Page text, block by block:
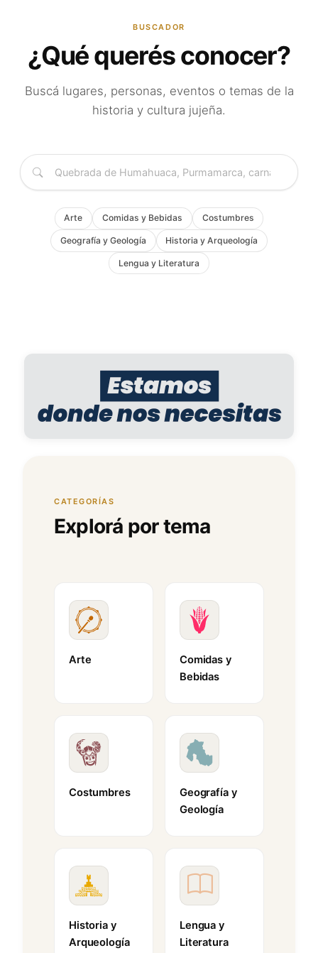
BUSCADOR
¿Qué querés conocer?
Buscá lugares, personas, eventos o temas de la
historia y cultura jujeña.
Arte Comidas y Bebidas Costumbres
Geografía y Geología Historia y Arqueología
Lengua y Literatura
CATEGORÍAS
Explorá por tema
Arte
Comidas y
Bebidas
Costumbres
Geografía y
Geología
Historia y
Arqueología
Lengua y
Literatura